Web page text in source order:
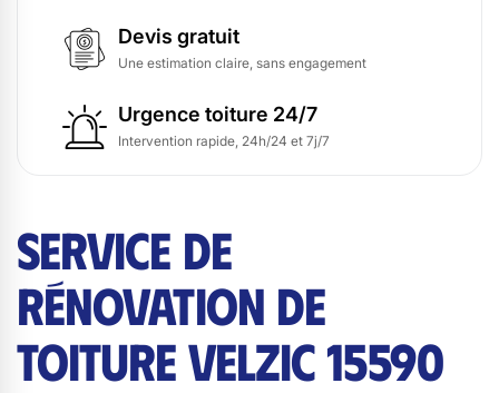
Devis gratuit
Une estimation claire, sans engagement
Urgence toiture 24/7
Intervention rapide, 24h/24 et 7j/7
SERVICE DE
RÉNOVATION DE
TOITURE VELZIC 15590